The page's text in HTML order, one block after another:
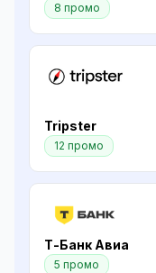
8 промо
Tripster
12 промо
Т-Банк Авиа
5 промо